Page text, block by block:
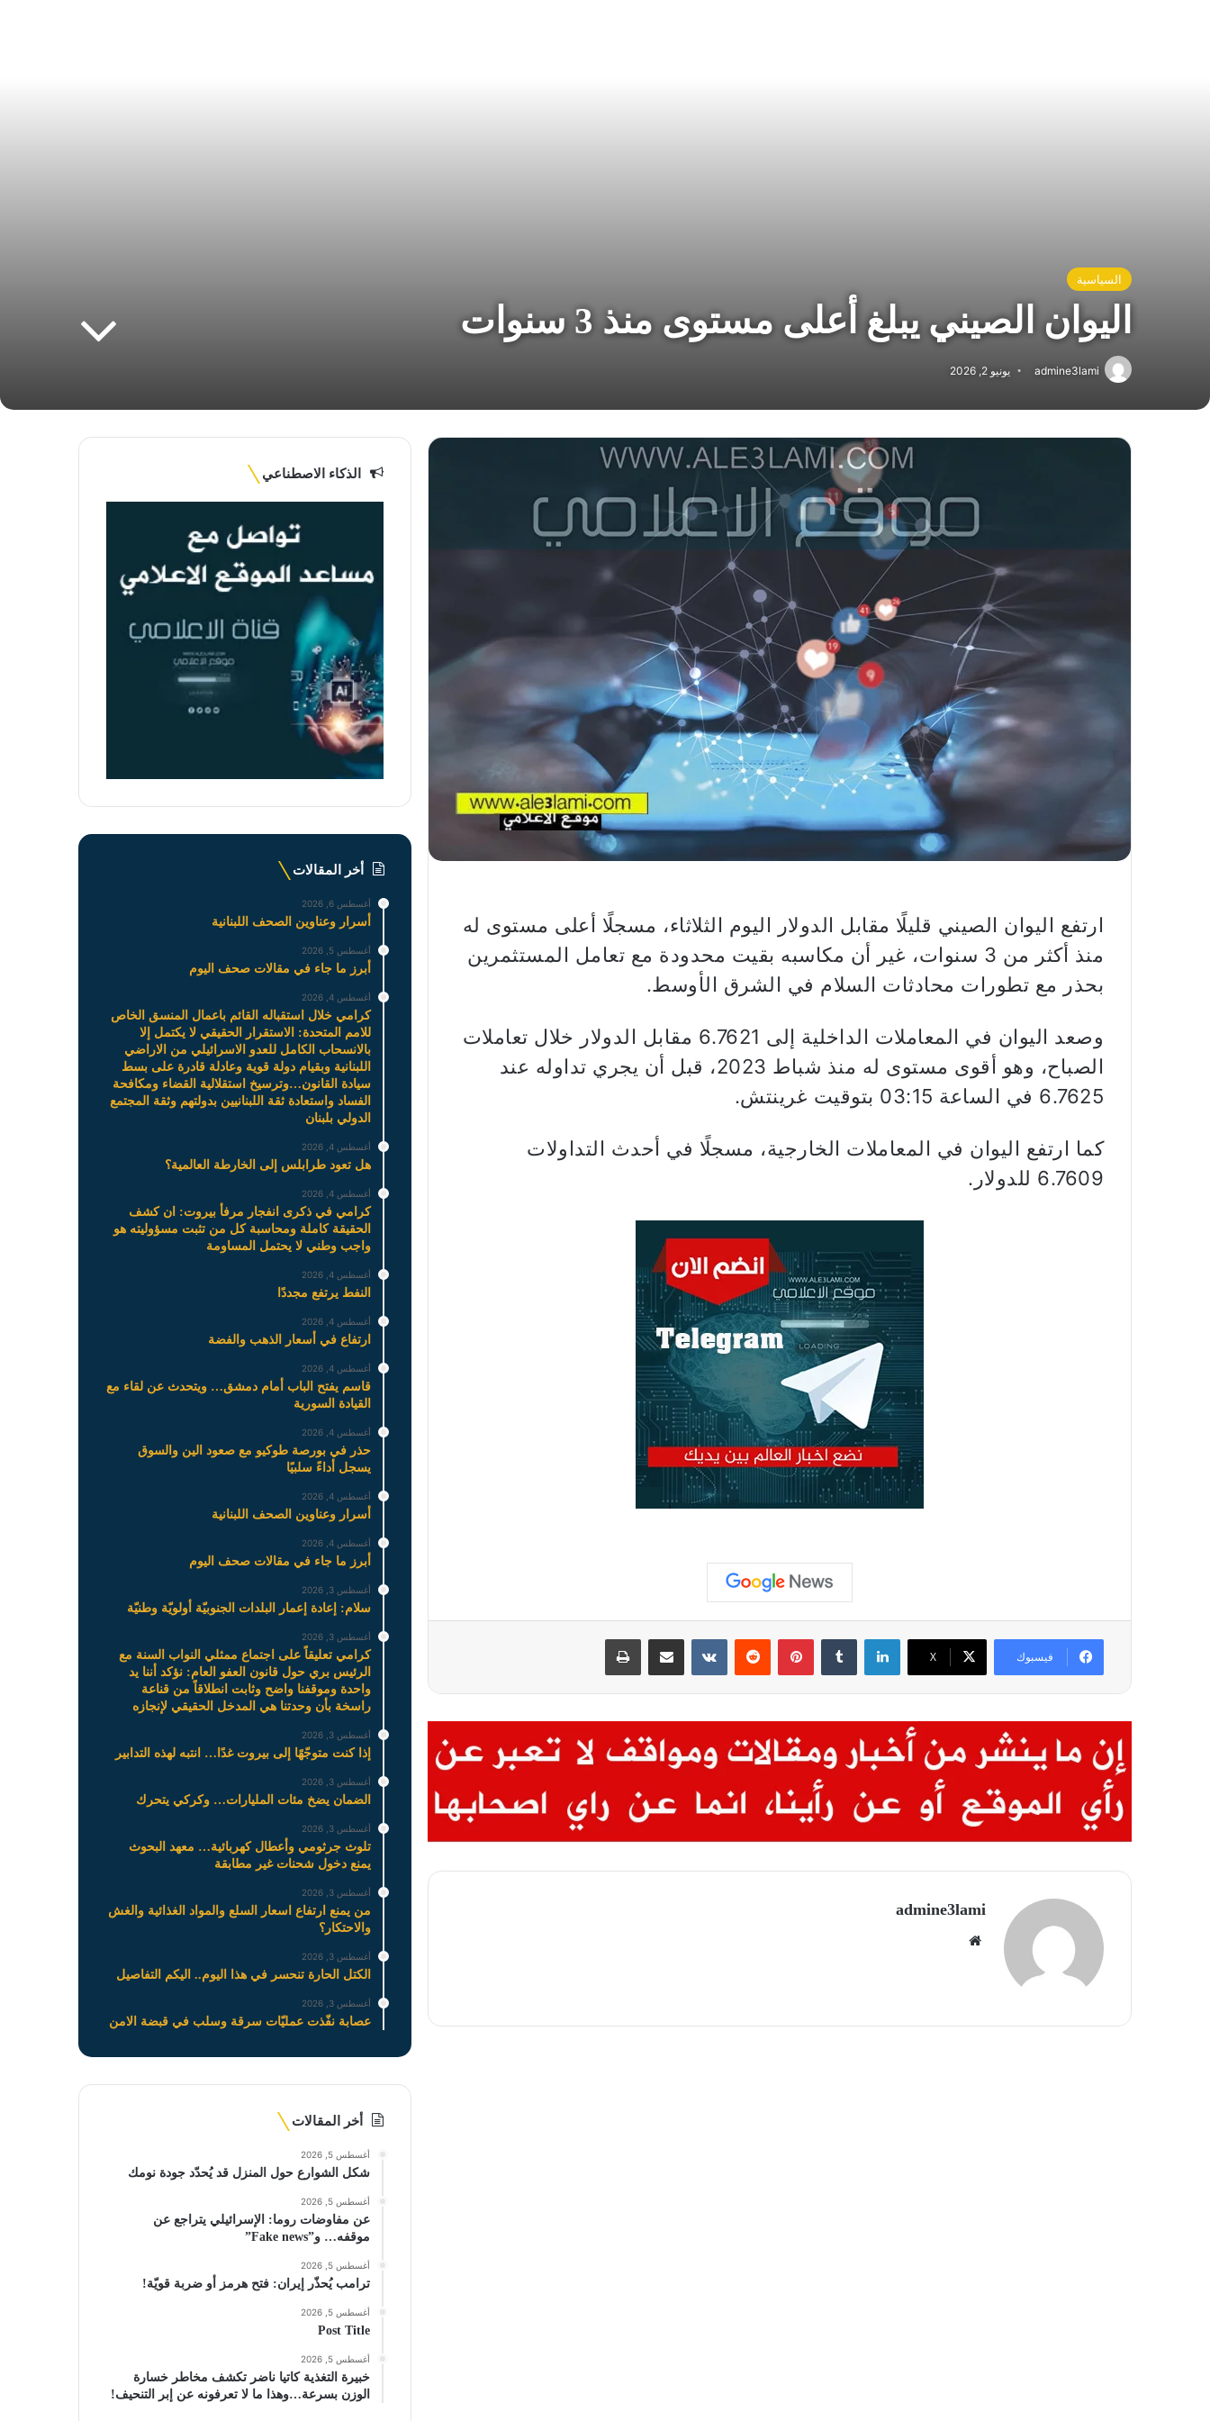
السياسية
اليوان الصيني يبلغ أعلى مستوى منذ 3 سنوات
admine3lami يونيو 2, 2026
ارتفع اليوان الصيني قليلًا مقابل الدولار اليوم الثلاثاء، مسجلًا أعلى مستوى له
منذ أكثر من 3 سنوات، غير أن مكاسبه بقيت محدودة مع تعامل المستثمرين
بحذر مع تطورات محادثات السلام في الشرق الأوسط.
وصعد اليوان في المعاملات الداخلية إلى 6.7621 مقابل الدولار خلال تعاملات
الصباح، وهو أقوى مستوى له منذ شباط 2023، قبل أن يجري تداوله عند
6.7625 في الساعة 03:15 بتوقيت غرينتش.
كما ارتفع اليوان في المعاملات الخارجية، مسجلًا في أحدث التداولات
6.7609 للدولار.
فيسبوك X
لينكدإن بينتيريست مشاركة عبر البريد طباعة
admine3lami
الذكاء الاصطناعي
أخر المقالات
أغسطس 6, 2026
أسرار وعناوين الصحف اللبنانية
أغسطس 5, 2026
أبرز ما جاء في مقالات صحف اليوم
أغسطس 4, 2026
كرامي خلال استقباله القائم باعمال المنسق الخاص
للامم المتحدة: الاستقرار الحقيقي لا يكتمل إلا
بالانسحاب الكامل للعدو الاسرائيلي من الاراضي
اللبنانية وبقيام دولة قوية وعادلة قادرة على بسط
سيادة القانون…وترسيخ استقلالية القضاء ومكافحة
الفساد واستعادة ثقة اللبنانيين بدولتهم وثقة المجتمع
الدولي بلبنان
أغسطس 4, 2026
هل تعود طرابلس إلى الخارطة العالمية؟
أغسطس 4, 2026
كرامي في ذكرى انفجار مرفأ بيروت: ان كشف
الحقيقة كاملة ومحاسبة كل من تثبت مسؤوليته هو
واجب وطني لا يحتمل المساومة
أغسطس 4, 2026
النفط يرتفع مجددًا
أغسطس 4, 2026
ارتفاع في أسعار الذهب والفضة
أغسطس 4, 2026
قاسم يفتح الباب أمام دمشق… ويتحدث عن لقاء مع
القيادة السورية
أغسطس 4, 2026
حذر في بورصة طوكيو مع صعود الين والسوق
يسجل أداءً سلبيًا
أغسطس 4, 2026
أسرار وعناوين الصحف اللبنانية
أغسطس 4, 2026
أبرز ما جاء في مقالات صحف اليوم
أغسطس 3, 2026
سلام: إعادة إعمار البلدات الجنوبيّة أولويّة وطنيّة
أغسطس 3, 2026
كرامي تعليقاً على اجتماع ممثلي النواب السنة مع
الرئيس بري حول قانون العفو العام: نؤكد أننا يد
واحدة وموقفنا واضح وثابت انطلاقاً من قناعة
راسخة بأن وحدتنا هي المدخل الحقيقي لإنجازه
أغسطس 3, 2026
إذا كنت متوجّهًا إلى بيروت غدًا… انتبه لهذه التدابير
أغسطس 3, 2026
الضمان يضخ مئات المليارات… وكركي يتحرك
أغسطس 3, 2026
تلوث جرثومي وأعطال كهربائية… معهد البحوث
يمنع دخول شحنات غير مطابقة
أغسطس 3, 2026
من يمنع ارتفاع اسعار السلع والمواد الغذائية والغش
والاحتكار؟
أغسطس 3, 2026
الكتل الحارة تنحسر في هذا اليوم.. اليكم التفاصيل
أغسطس 3, 2026
عصابة نفّذت عمليّات سرقة وسلب في قبضة الامن
أخر المقالات
أغسطس 5, 2026
شكل الشوارع حول المنزل قد يُحدّد جودة نومك
أغسطس 5, 2026
عن مفاوضات روما: الإسرائيلي يتراجع عن
موقفه… و”Fake news”
أغسطس 5, 2026
ترامب يُحذّر إيران: فتح هرمز أو ضربة قويّة!
أغسطس 5, 2026
Post Title
أغسطس 5, 2026
خبيرة التغذية كاتيا ناضر تكشف مخاطر خسارة
الوزن بسرعة…وهذا ما لا تعرفونه عن إبر التنحيف!